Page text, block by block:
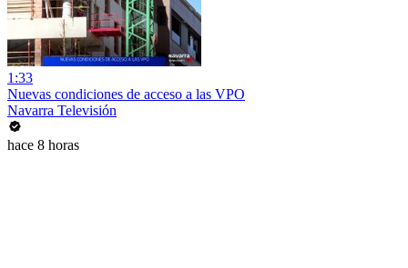
1:33
Nuevas condiciones de acceso a las VPO
Navarra Televisión
hace 8 horas